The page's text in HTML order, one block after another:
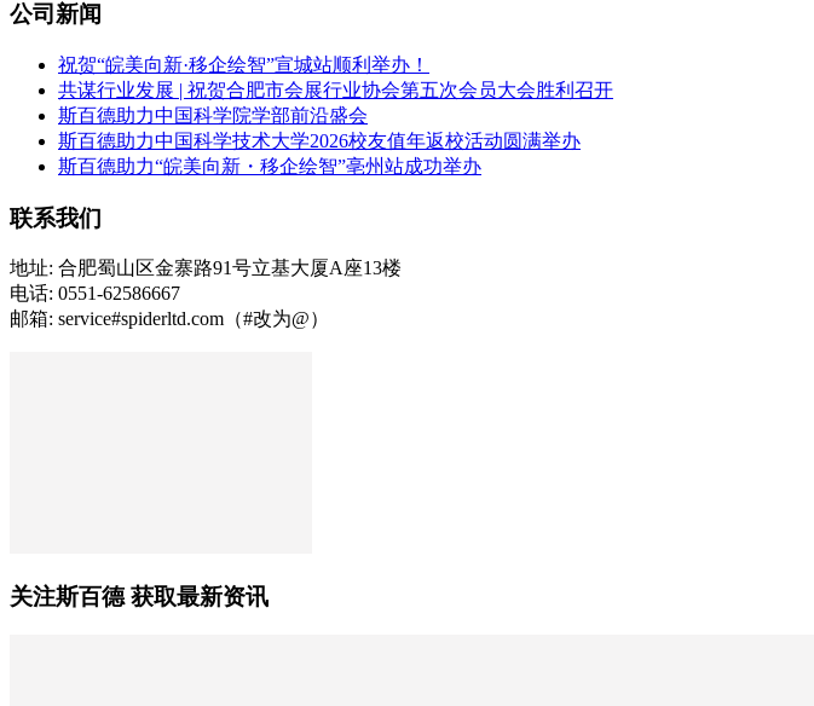
公司新闻
祝贺“皖美向新·移企绘智”宣城站顺利举办！
共谋行业发展 | 祝贺合肥市会展行业协会第五次会员大会胜利召开
斯百德助力中国科学院学部前沿盛会
斯百德助力中国科学技术大学2026校友值年返校活动圆满举办
斯百德助力“皖美向新・移企绘智”亳州站成功举办
联系我们
地址: 合肥蜀山区金寨路91号立基大厦A座13楼
电话: 0551-62586667
邮箱: service#spiderltd.com（#改为@）
关注斯百德 获取最新资讯